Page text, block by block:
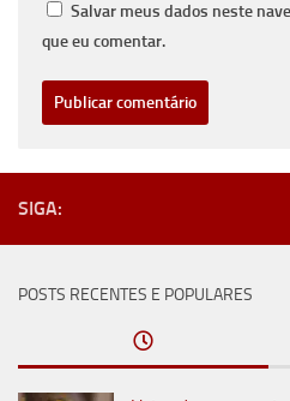
Salvar meus dados neste
que eu comentar.
SIGA:
POSTS RECENTES E POPULARES